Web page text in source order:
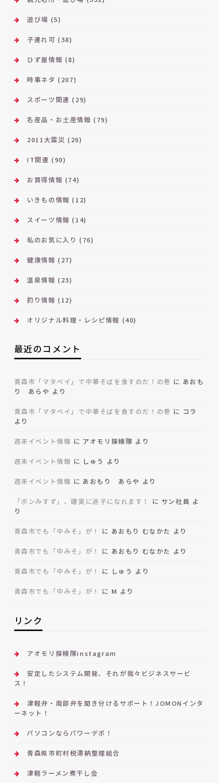
遊び場 (5)
子連れ可 (38)
ひず屋情報 (8)
時事ネタ (207)
スポーツ関連 (29)
名産品・お土産情報 (79)
2011大震災 (26)
IT関連 (90)
お買得情報 (74)
いきもの情報 (12)
スイーツ情報 (14)
私のお気に入り (76)
健康情報 (27)
温泉情報 (23)
釣り情報 (12)
オリジナル料理・レシピ情報 (40)
最近のコメント
青森市「マタベイ」で中華そばを食すのだ！の巻 に あおも
り あらや より
青森市「マタベイ」で中華そばを食すのだ！の巻 に コラ
より
週末イベント情報 に アオモリ探検隊 より
週末イベント情報 に しゅう より
週末イベント情報 に あおもり あらや より
「ボンみすず」、確実に迷子になれます！ に サン社員 よ
り
青森市でも「中みそ」が！ に あおもり むなかた より
青森市でも「中みそ」が！ に あおもり むなかた より
青森市でも「中みそ」が！ に しゅう より
青森市でも「中みそ」が！ に M より
リンク
アオモリ探検隊instagram
安定したシステム開発、それが我々ビジネスサービ
ス！
津軽弁・南部弁を聞き分けるサポート！JOMONインタ
ーネット！
パソコンならパワーデポ！
青森県市町村税滞納整理組合
津軽ラーメン煮干し会